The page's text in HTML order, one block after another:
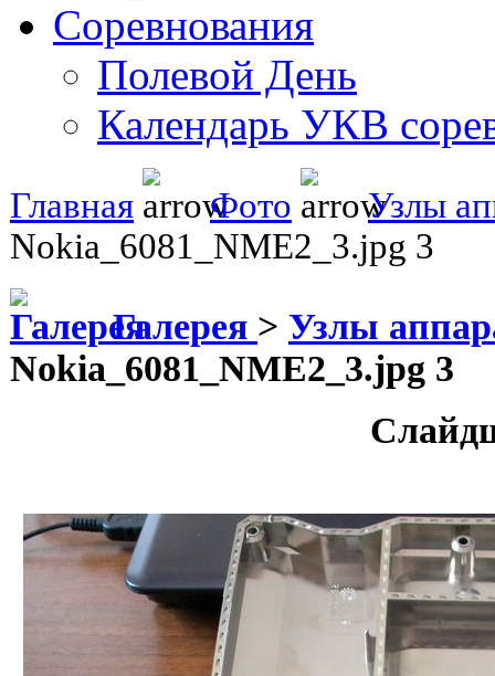
Соревнования
Полевой День
Календарь УКВ
Главная Фото
Узлы
Nokia_6081_NME2_3.jpg 3
Галерея > Узлы
Nokia_6081_NME2_3.jpg 3